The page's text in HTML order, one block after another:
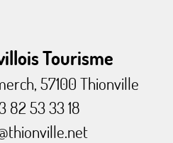
Tourisme
57100 Thionville
82 53 33 18